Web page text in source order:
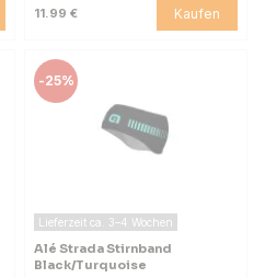
11.99 € Kaufen
-25%
Lieferzeit ca. 3–4 Wochen
Alé Strada Stirnband
Black/Turquoise